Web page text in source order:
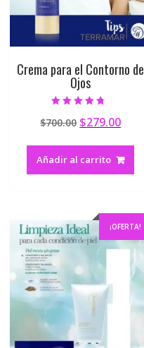
Crema para el Contorno de
Ojos
4.41
de 5
$700.00 $279.00
Añadir al carrito
¡OFERTA!